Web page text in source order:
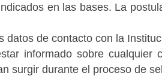
en las bases. La
datos de contacto con la
informado sobre cualquier
surgir durante el proceso de